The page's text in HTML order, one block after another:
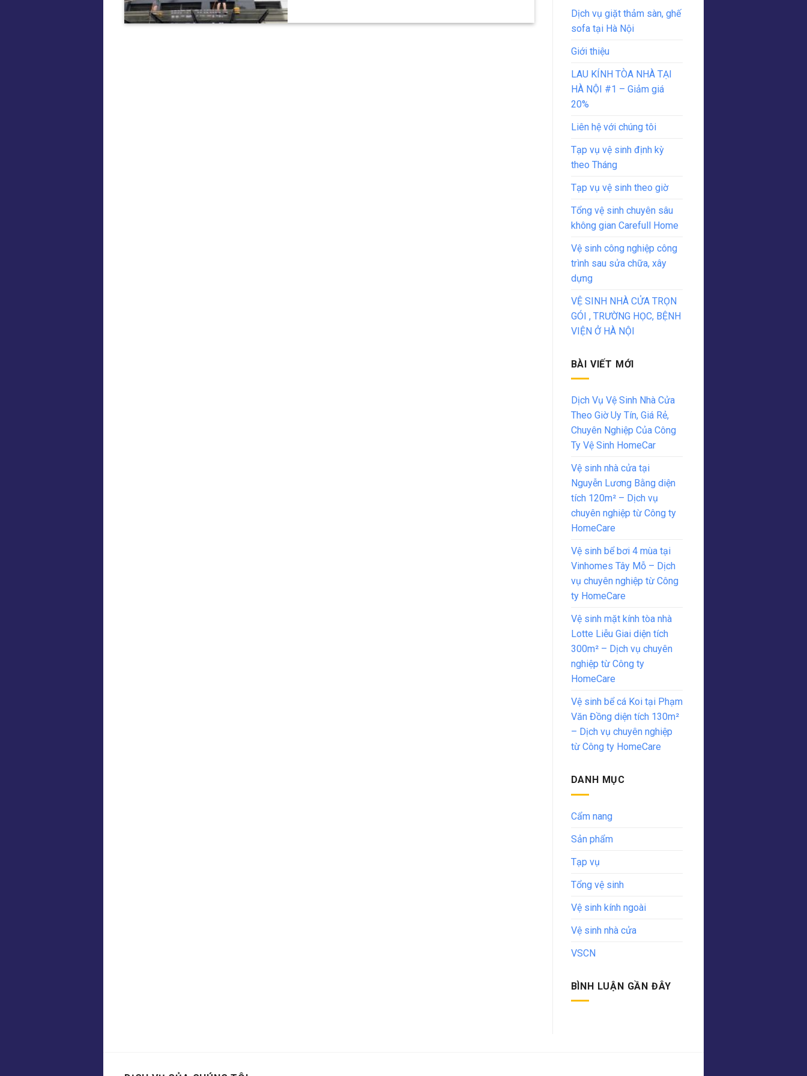
Dịch vụ giặt thảm sàn, ghế
sofa tại Hà Nội
Giới thiệu
LAU KÍNH TÒA NHÀ TẠI
HÀ NỘI #1 – Giảm giá
20%
Liên hệ với chúng tôi
Tạp vụ vệ sinh định kỳ
theo Tháng
Tạp vụ vệ sinh theo giờ
Tổng vệ sinh chuyên sâu
không gian Carefull Home
Vệ sinh công nghiệp công
trình sau sửa chữa, xây
dựng
VỆ SINH NHÀ CỬA TRỌN
GÓI , TRƯỜNG HỌC, BỆNH
VIỆN Ở HÀ NỘI
BÀI VIẾT MỚI
Dịch Vụ Vệ Sinh Nhà Cửa
Theo Giờ Uy Tín, Giá Rẻ,
Chuyên Nghiệp Của Công
Ty Vệ Sinh HomeCar
Vệ sinh nhà cửa tại
Nguyễn Lương Bằng diện
tích 120m² – Dịch vụ
chuyên nghiệp từ Công ty
HomeCare
Vệ sinh bể bơi 4 mùa tại
Vinhomes Tây Mỗ – Dịch
vụ chuyên nghiệp từ Công
ty HomeCare
Vệ sinh mặt kính tòa nhà
Lotte Liễu Giai diện tích
300m² – Dịch vụ chuyên
nghiệp từ Công ty
HomeCare
Vệ sinh bể cá Koi tại Phạm
Văn Đồng diện tích 130m²
– Dịch vụ chuyên nghiệp
từ Công ty HomeCare
DANH MỤC
Cẩm nang
Sản phẩm
Tạp vụ
Tổng vệ sinh
Vệ sinh kính ngoài
Vệ sinh nhà cửa
VSCN
BÌNH LUẬN GẦN ĐÂY